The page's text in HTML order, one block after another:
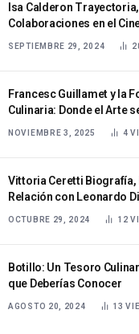
Isa Calderon
Colaboraciones en el
SEPTIEMBRE 29, 2024
Francesc Guillamet y la
Culinaria: Donde el Arte
NOVIEMBRE 3, 2025 4
Vittoria Ceretti Biografía,
Relación con Leonardo
OCTUBRE 29, 2024 12
Botillo: Un Tesoro
que Deberías Conocer
AGOSTO 20, 2024 13